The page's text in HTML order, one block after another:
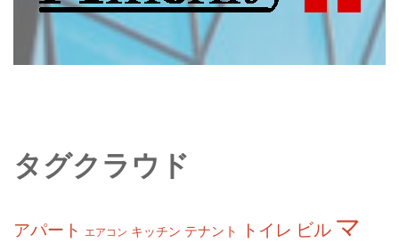
タグクラウド
アパート エアコン キッチン テナント トイレ ビル マ